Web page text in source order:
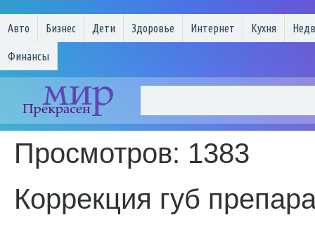
Авто Бизнес Дети Здоровье Интернет Кухня
Финансы
Просмотров: 1383
Коррекция губ